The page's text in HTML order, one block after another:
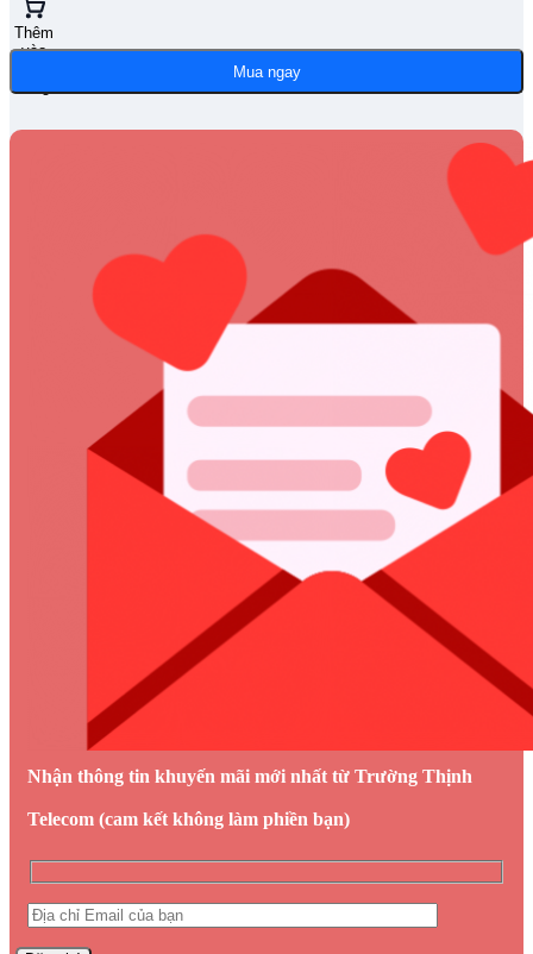
Thêm
vào
Mua ngay
Nhận thông tin khuyến mãi mới nhất từ Trường Thịnh
Telecom (cam kết không làm phiền bạn)